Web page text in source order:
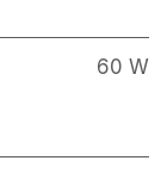
60 W